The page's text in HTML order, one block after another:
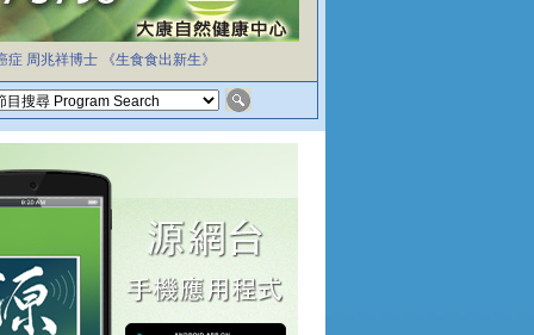
症 周兆祥博士 《生食食出新生》